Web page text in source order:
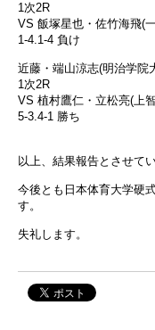
1次2R
VS 飯塚星也・佐竹海飛(
1-4.1-4 負け
近藤・端山涼志(明治学院
1次2R
VS 植村鷹仁・立松亮(上
5-3.4-1 勝ち
以上、結果報告とさせて
今後とも日本体育大学硬
す。
失礼します。